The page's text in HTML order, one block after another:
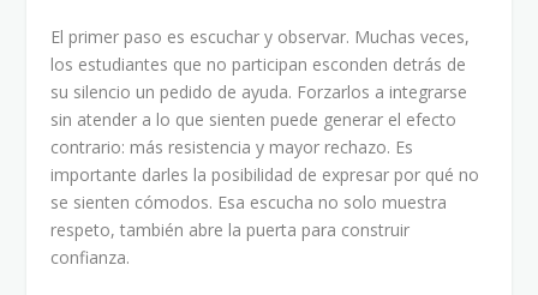
El primer paso es escuchar y observar. Muchas veces,
los estudiantes que no participan esconden detrás de
su silencio un pedido de ayuda. Forzarlos a integrarse
sin atender a lo que sienten puede generar el efecto
contrario: más resistencia y mayor rechazo. Es
importante darles la posibilidad de expresar por qué no
se sienten cómodos. Esa escucha no solo muestra
respeto, también abre la puerta para construir
confianza.